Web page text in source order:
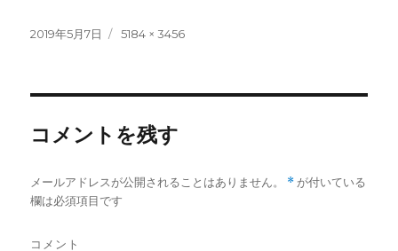
投
2019年5月7日
フ
5184 × 3456
コメントを残す
メールアドレスが公開されることはありません。 * が付いている
欄は必須項目です
コメント